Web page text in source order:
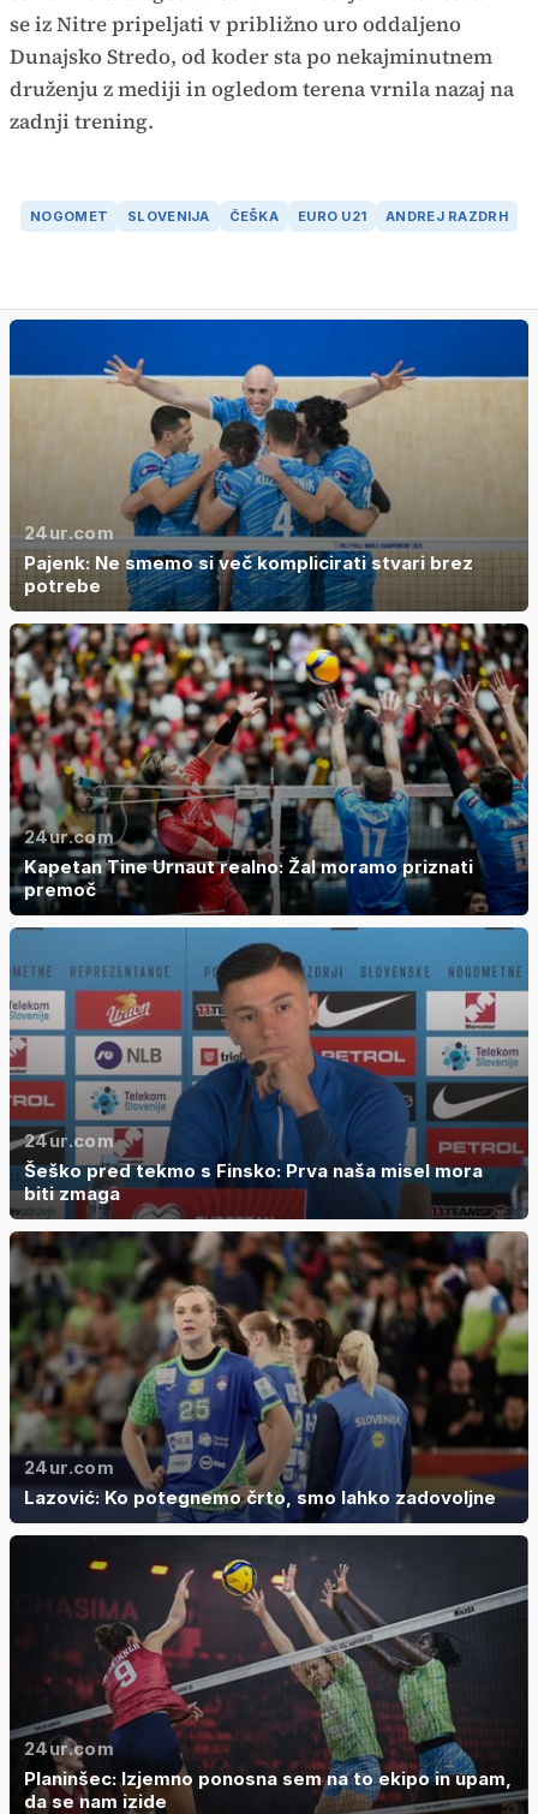
se iz Nitre pripeljati v približno uro oddaljeno
Dunajsko Stredo, od koder sta po nekajminutnem
druženju z mediji in ogledom terena vrnila nazaj na
zadnji trening.
NOGOMET SLOVENIJA ČEŠKA EURO U21 ANDREJ RAZDRH
24ur.com
Pajenk: Ne smemo si več komplicirati stvari brez
potrebe
24ur.com
Kapetan Tine Urnaut realno: Žal moramo priznati
premoč
24ur.com
Šeško pred tekmo s Finsko: Prva naša misel mora
biti zmaga
24ur.com
Lazović: Ko potegnemo črto, smo lahko zadovoljne
24ur.com
Planinšec: Izjemno ponosna sem na to ekipo in upam,
da se nam izide